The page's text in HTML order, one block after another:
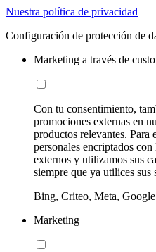
Nuestra política de privacidad
Configuración de protección de
Marketing a través de
Con tu consentimiento,
promociones externas en
productos relevantes. Para
personales encriptados
externos y utilizamos sus
siempre que ya utilices sus
Bing, Criteo, Meta,
Marketing